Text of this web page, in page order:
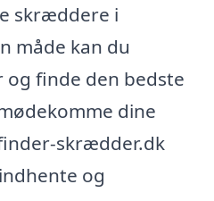
skræddere i
måde kan du
og finde den bedste
dine
skrædder.dk
og